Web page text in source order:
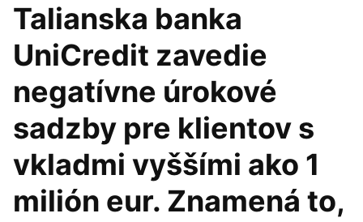
Talianska banka
UniCredit zavedie
negatívne úrokové
sadzby pre klientov s
vkladmi vyššími ako 1
milión eur. Znamená to,